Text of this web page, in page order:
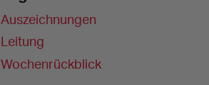
Auszeichnungen
Leitung
Wochenrückblick